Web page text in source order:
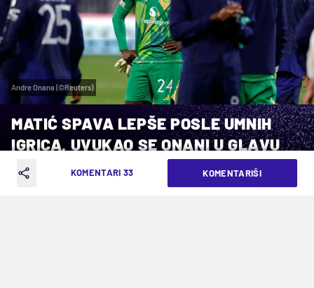
Andre Onana (©Reuters)
MATIĆ SPAVA LEPŠE POSLE UMNIH
IGRICA, UVUKAO SE ONANI U GLAVU
VREME ČITANJA: 3MIN | PET. 11.04.25. | 19:57
KOMENTARI 33 KOMENTARIŠI